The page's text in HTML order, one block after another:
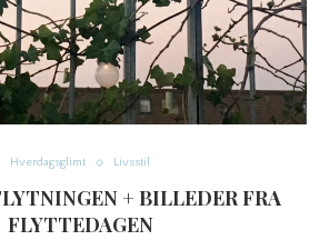
Hverdagsglimt Livsstil
+ BILLEDER FRA
FLYTTEDAGEN